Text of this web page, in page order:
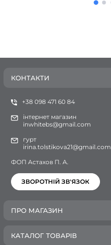
КОНТАКТИ
+38 098 471 60 84
інтернет магазин
inwhitebs@gmail.com
гурт
irina.tolstikova21@gmail.com
ФОП Астахов П. А.
ЗВОРОТНІЙ ЗВ'ЯЗОК
ПРО МАГАЗИН
КАТАЛОГ ТОВАРІВ